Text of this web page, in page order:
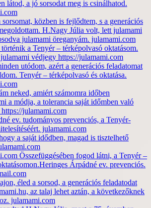
látod, a jó sorsodat meg is csinálhatod.
közben is fejlődtem, s a generációs
H.Nagy Júlia volt, lett julamami
julamami öreganyám. julamami.com
a Tenyér – térképolvasó oktatásom.
védjegy https://julamami.com
utódom, azért a generációs feladatomat
Tenyér – térképolvasó és oktatása.
neked, amiért számomra időben
a módja, a tolerancia saját időmben való
julamami.com
ev. tudományos prevenciós, a Tenyér-
julamami.com
a saját idődben, magad is tisztelhető
Összefüggésében fogod látni, a Tenyér –
Árpádné ev. prevenciós.
éled a sorsod, a generációs feladatodat
az talaj lehet aztán, a következőknek
julamami.com